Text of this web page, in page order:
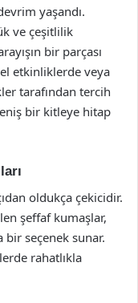
yaşandı.
ve çeşitlilik
bir parçası
etkinliklerde veya
tarafından tercih
bir kitleye hitap
oldukça çekicidir.
şeffaf kumaşlar,
bir seçenek sunar.
rahatlıkla